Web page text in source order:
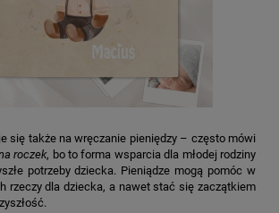
się także na wręczanie pieniędzy – często mówi
roczek, bo to forma wsparcia dla młodej rodziny
potrzeby dziecka. Pieniądze mogą pomóc w
rzeczy dla dziecka, a nawet stać się zaczątkiem